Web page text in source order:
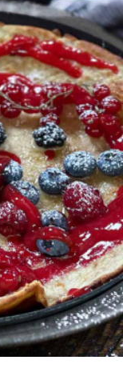
pancake και
και
brunch ή για
Εύκολη 0:25